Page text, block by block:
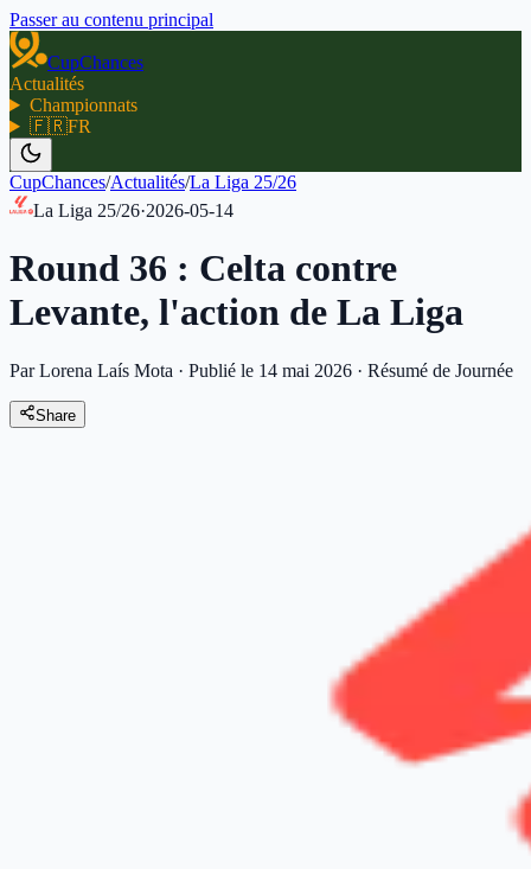
Passer au contenu principal
CupChances
Actualités
Championnats
🇫🇷FR
CupChances/Actualités/La Liga 25/26
La Liga 25/26·2026-05-14
Round 36 : Celta contre
Levante, l'action de La Liga
Par Lorena Laís Mota · Publié le 14 mai 2026 · Résumé de Journée
Share